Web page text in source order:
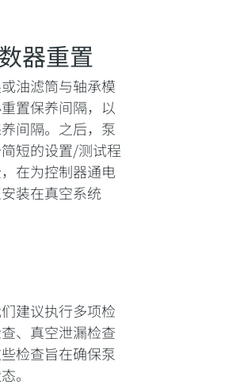
器重置
油滤筒与轴承模
置保养间隔，以
间隔。之后，泵
短的设置/测试程
在为控制器通电
装在真空系统
建议执行多项检
、真空泄漏检查
检查旨在确保泵
。